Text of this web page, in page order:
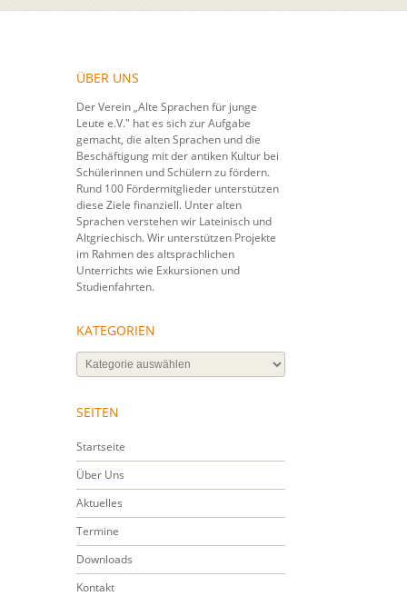
ÜBER UNS
Der Verein „Alte Sprachen für junge
Leute e.V." hat es sich zur Aufgabe
gemacht, die alten Sprachen und die
Beschäftigung mit der antiken Kultur bei
Schülerinnen und Schülern zu fördern.
Rund 100 Fördermitglieder unterstützen
diese Ziele finanziell. Unter alten
Sprachen verstehen wir Lateinisch und
Altgriechisch. Wir unterstützen Projekte
im Rahmen des altsprachlichen
Unterrichts wie Exkursionen und
Studienfahrten.
KATEGORIEN
Kategorien
SEITEN
Startseite
Über Uns
Aktuelles
Termine
Downloads
Kontakt